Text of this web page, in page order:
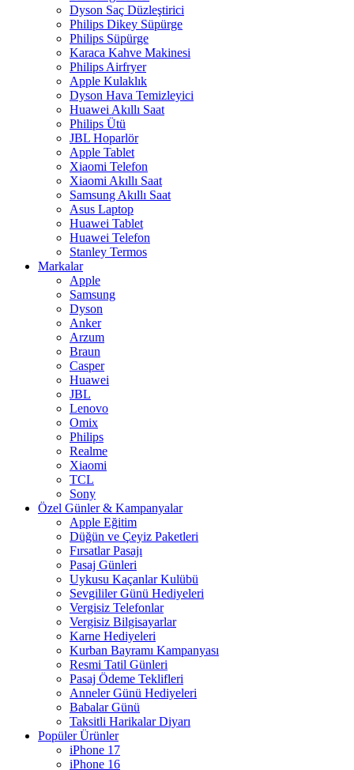
Dyson Saç Düzleştirici
Philips Dikey Süpürge
Philips Süpürge
Karaca Kahve Makinesi
Philips Airfryer
Apple Kulaklık
Dyson Hava Temizleyici
Huawei Akıllı Saat
Philips Ütü
JBL Hoparlör
Apple Tablet
Xiaomi Telefon
Xiaomi Akıllı Saat
Samsung Akıllı Saat
Asus Laptop
Huawei Tablet
Huawei Telefon
Stanley Termos
Markalar
Apple
Samsung
Dyson
Anker
Arzum
Braun
Casper
Huawei
JBL
Lenovo
Omix
Philips
Realme
Xiaomi
TCL
Sony
Özel Günler & Kampanyalar
Apple Eğitim
Düğün ve Çeyiz Paketleri
Fırsatlar Pasajı
Pasaj Günleri
Uykusu Kaçanlar Kulübü
Sevgililer Günü Hediyeleri
Vergisiz Telefonlar
Vergisiz Bilgisayarlar
Karne Hediyeleri
Kurban Bayramı Kampanyası
Resmi Tatil Günleri
Pasaj Ödeme Teklifleri
Anneler Günü Hediyeleri
Babalar Günü
Taksitli Harikalar Diyarı
Popüler Ürünler
iPhone 17
iPhone 16